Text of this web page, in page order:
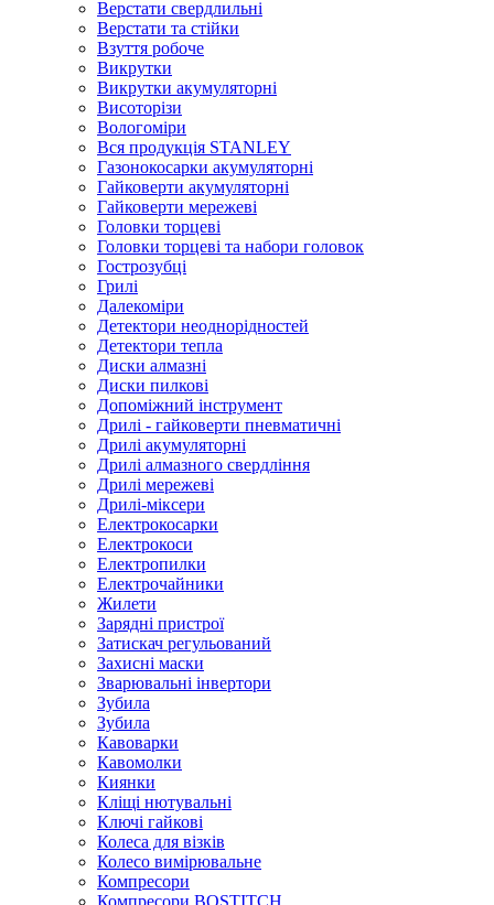
Верстати свердлильні
Верстати та стійки
Взуття робоче
Викрутки
Викрутки акумуляторні
Висоторізи
Вологоміри
Вся продукція STANLEY
Газонокосарки акумуляторні
Гайковерти акумуляторні
Гайковерти мережеві
Головки торцеві
Головки торцеві та набори головок
Гострозубці
Грилі
Далекоміри
Детектори неоднорідностей
Детектори тепла
Диски алмазні
Диски пилкові
Допоміжний інструмент
Дрилі - гайковерти пневматичні
Дрилі акумуляторні
Дрилі алмазного свердління
Дрилі мережеві
Дрилі-міксери
Електрокосарки
Електрокоси
Електропилки
Електрочайники
Жилети
Зарядні пристрої
Затискач регульований
Захисні маски
Зварювальні інвертори
Зубила
Зубила
Кавоварки
Кавомолки
Киянки
Кліщі нютувальні
Ключі гайкові
Колеса для візків
Колесо вимірювальне
Компресори
Компресори BOSTITCH